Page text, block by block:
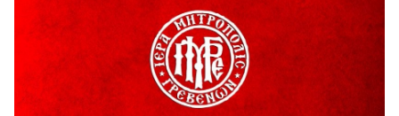
Γρεβενά: Συνελήφθη 18χρονος αλλοδαπός, για κλοπή
εξοπλισμού γυμναστηρίου
ΑΗ ΛΑΟΣ | 5 Αυγούστου | Υπαίθριο Θέατρο “Καστράκι”,